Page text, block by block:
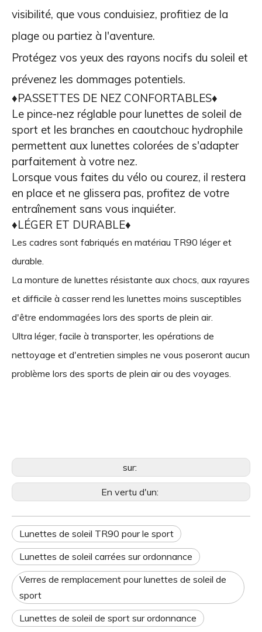
visibilité, que vous conduisiez, profitiez de la
plage ou partiez à l'aventure.
Protégez vos yeux des rayons nocifs du soleil et
prévenez les dommages potentiels.
♦PASSETTES DE NEZ CONFORTABLES♦
Le pince-nez réglable pour lunettes de soleil de
sport et les branches en caoutchouc hydrophile
permettent aux lunettes colorées de s'adapter
parfaitement à votre nez.
Lorsque vous faites du vélo ou courez, il restera
en place et ne glissera pas, profitez de votre
entraînement sans vous inquiéter.
♦LÉGER ET DURABLE♦
Les cadres sont fabriqués en matériau TR90 léger et
durable.
La monture de lunettes résistante aux chocs, aux rayures
et difficile à casser rend les lunettes moins susceptibles
d'être endommagées lors des sports de plein air.
Ultra léger, facile à transporter, les opérations de
nettoyage et d'entretien simples ne vous poseront aucun
problème lors des sports de plein air ou des voyages.
sur:
En vertu d'un:
Lunettes de soleil TR90 pour le sport
Lunettes de soleil carrées sur ordonnance
Verres de remplacement pour lunettes de soleil de
sport
Lunettes de soleil de sport sur ordonnance